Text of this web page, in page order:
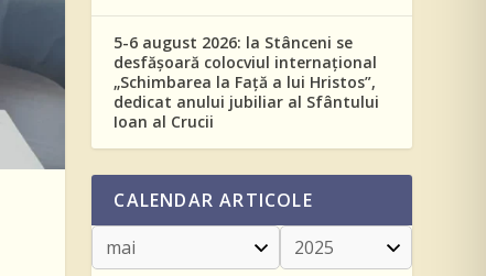
5-6 august 2026: la Stânceni se
desfășoară colocviul internațional
„Schimbarea la Față a lui Hristos”,
dedicat anului jubiliar al Sfântului
Ioan al Crucii
CALENDAR ARTICOLE